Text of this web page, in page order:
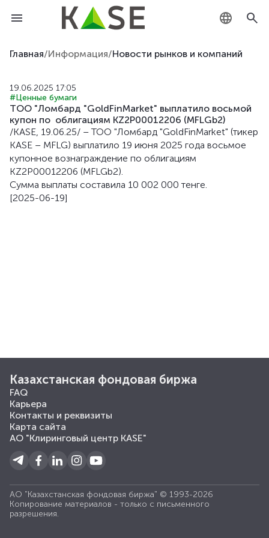
KZ
EN
Главная/Информация/Новости рынков и компаний
19.06.2025 17:05
#Ценные бумаги
ТОО "Ломбард "GoldFinMarket" выплатило восьмой
купон по облигациям KZ2P00012206 (MFLGb2)
/KASE, 19.06.25/ – ТОО "Ломбард "GoldFinMarket" (тикер
KASE – MFLG) выплатило 19 июня 2025 года восьмое
купонное вознаграждение по облигациям
KZ2P00012206 (MFLGb2).
Сумма выплаты составила 10 002 000 тенге.
[2025-06-19]
Казахстанская фондовая биржа
FAQ
Карьера
Контакты и реквизиты
Карта сайта
АО "Клиринговый центр KASE"
АО "Казахстанская фондовая биржа" © 1993-2026
Копирование материалов - только с письменного
разрешения.